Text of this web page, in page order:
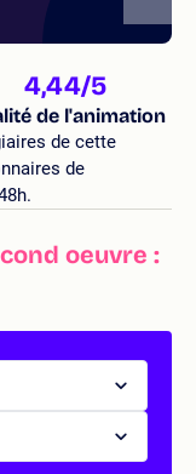
4,44/5
de l'animation
de cette
de
oeuvre :